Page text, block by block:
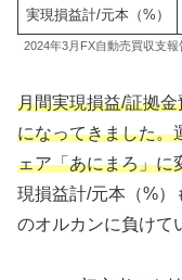
実現損益計/元本（%）
2024年3月FX自動売買収支報
月間実現損益/証拠
になってきました。
ェア「あにまろ」に
現損益計/元本（%
のオルカンに負けて